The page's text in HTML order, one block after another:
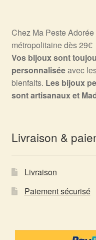
Chez Ma Peste
métropolitaine dès 29€
Vos bijoux sont
personnaliséeavec
bienfaits. Les bijoux
sont artisanaux et
Livraison &
Livraison
Paiement sécurisé